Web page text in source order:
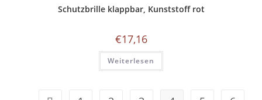
Schutzbrille klappbar, Kunststoff rot
€17,16
Weiterlesen